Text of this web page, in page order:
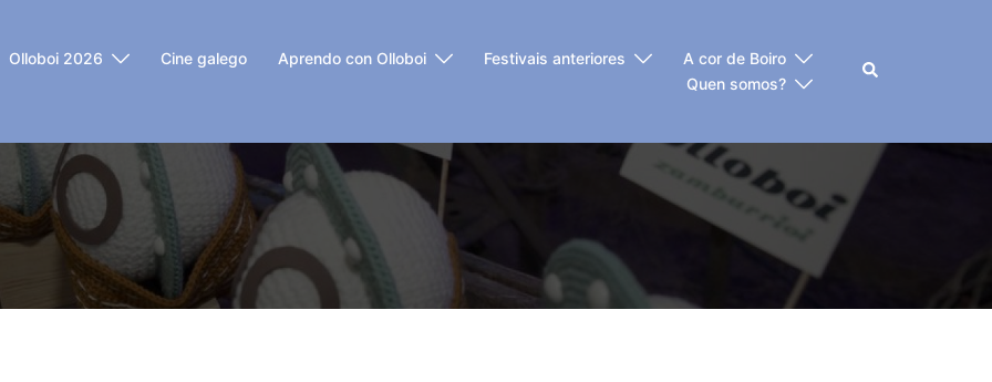
Olloboi 2026 Cine galego Aprendo con Olloboi Festivais anteriores
A cor de Boiro
Quen somos?
Buscar